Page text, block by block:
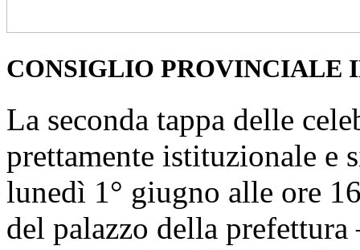
CONSIGLIO PROVINCIALE
La seconda tappa delle
prettamente istituzionale e
lunedì 1° giugno alle ore
del palazzo della